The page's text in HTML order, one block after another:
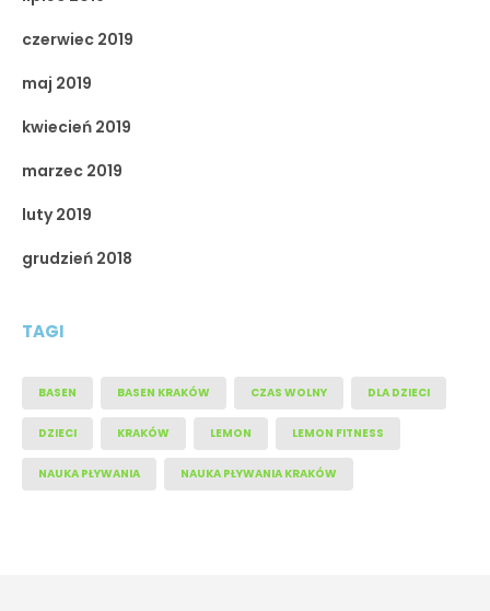
czerwiec 2019
maj 2019
kwiecień 2019
marzec 2019
luty 2019
grudzień 2018
TAGI
BASEN BASEN KRAKÓW CZAS WOLNY DLA DZIECI
DZIECI KRAKÓW LEMON LEMON FITNESS
NAUKA PŁYWANIA NAUKA PŁYWANIA KRAKÓW